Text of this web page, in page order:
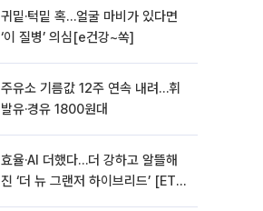
귀밑·턱밑 혹…얼굴 마비가 있다면
‘이 질병’ 의심[e건강~쏙]
주유소 기름값 12주 연속 내려…휘
발유·경유 1800원대
효율·AI 더했다…더 강하고 알뜰해
진 ‘더 뉴 그랜저 하이브리드’ [ET의